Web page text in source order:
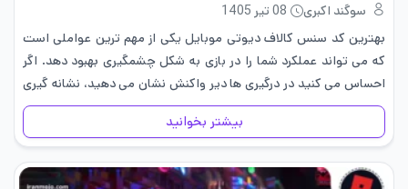
سوگند اکبری
08 تیر 1405
بهترین کد سنس کالاف دیوتی موبایل یکی از مهم ترین عواملی است
که می تواند عملکرد شما را در بازی به شکل چشمگیری بهبود دهد. اگر
احساس می کنید در درگیری ها دیر واکنش نشان می دهید، نشانه گیری
دقیقی…
بیشتر بخوانید